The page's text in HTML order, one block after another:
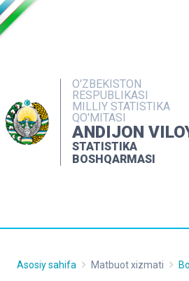
O'ZBEKISTON
RESPUBLIKASI
MILLIY STATISTIKA
QO'MITASI
ANDIJON
STATISTIKA
BOSHQARMASI
NASHRLAR
INTERAKTIV
MATBUOT
MUROJAATLAR
Asosiy sahifa Matbuot xizmati